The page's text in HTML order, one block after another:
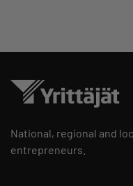
National, regional and
entrepreneurs.